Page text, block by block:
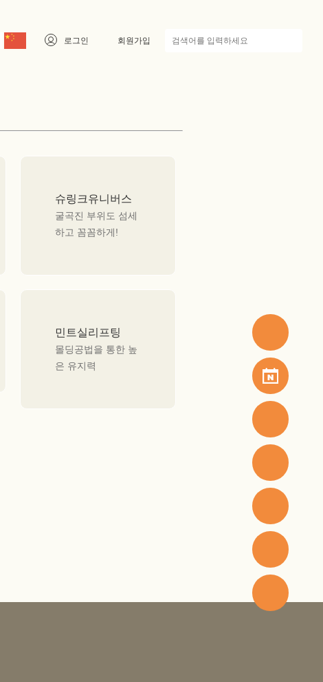
로그인 회원가입
슈링크유니버스
굴곡진 부위도 섬세
하고 꼼꼼하게!
민트실리프팅
몰딩공법을 통한 높
은 유지력